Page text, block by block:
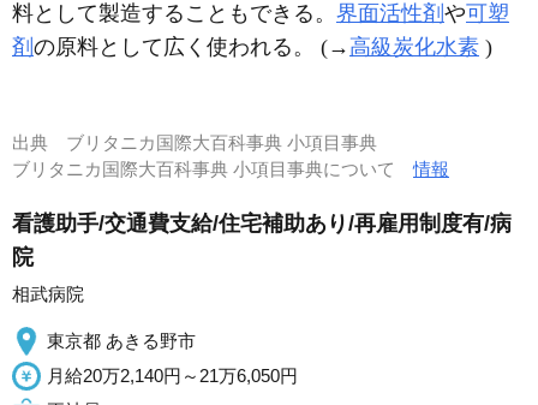
料として製造することもできる。 界面活性剤 や可塑
剤 の原料として広く使われる。 (→ 高級炭化水素 )
出典 ブリタニカ国際大百科事典 小項目事典
ブリタニカ国際大百科事典 小項目事典について情報
看護助手/交通費支給/住宅補助あり/再雇用制度有/病
院
相武病院
東京都 あきる野市
月給20万2,140円～21万6,050円